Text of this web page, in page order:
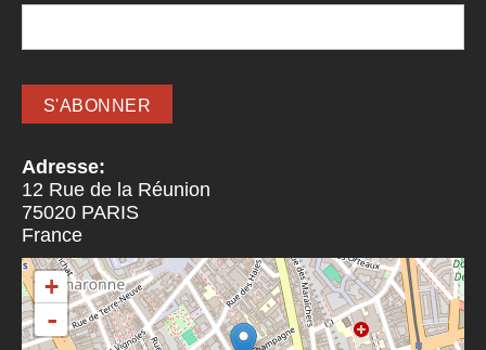
Adresse:
12 Rue de la Réunion
75020 PARIS
France
+
-